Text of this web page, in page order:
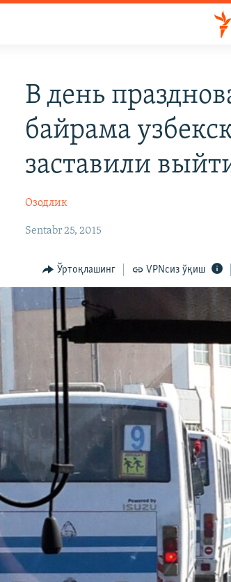
В день
байрама
заставили
Озодлик
Sentabr 25, 2015
Ўртоқлашинг VPNсиз ўқиш